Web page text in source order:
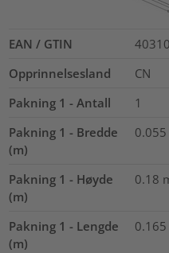
EAN / GTIN
Opprinnelsesland
CN
Pakning 1 - Antall
1
Pakning 1 - Bredde
(m)
0.055
Pakning 1 - Høyde
(m)
0.18
Pakning 1 - Lengde
(m)
0.165